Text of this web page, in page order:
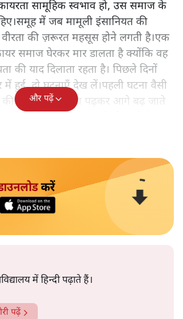
सामूहिक स्वभाव हो, उस समाज के
में जब मामूली इंसानियत की
की ज़रूरत महसूस होने लगती है।एक
समाज घेरकर मार डालता है क्योंकि वह
की याद दिलाता रहता है। पिछले दिनों
में हुई दो घटनाएँ देख लें।पहली घटना वैसी
खबर हम रोज़ाना पढ़कर आगे बढ़ जाते
हिस्से से ऐसी खबर आती ही रहती है।
और पढ़ें
करें
में हिन्दी पढ़ाते हैं।
पढ़ें